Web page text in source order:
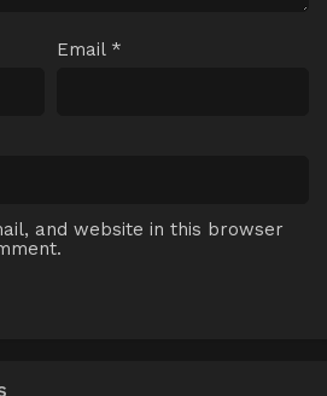
Email *
and website in this browser